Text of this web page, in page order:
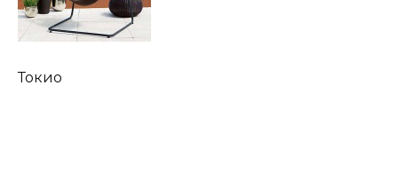
Токио